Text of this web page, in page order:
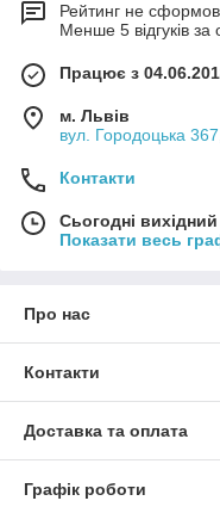
Рейтинг не
Менше 5 відгуків за
Працює з
м. Львів
вул. Городоцька
Контакти
Сьогодні вихідний
Показати весь
Про нас
Контакти
Доставка та оплата
Графік роботи